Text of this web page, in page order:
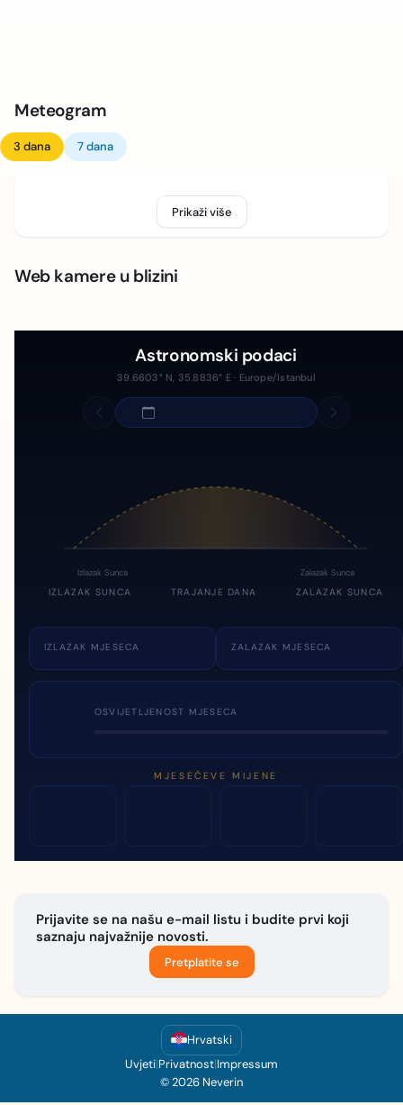
Meteogram
3 dana 7 dana
Prikaži više
Web kamere u blizini
Astronomski podaci
39.6603° N, 35.8836° E · Europe/Istanbul
Izlazak Sunca Zalazak Sunca
IZLAZAK SUNCA TRAJANJE DANA ZALAZAK SUNCA
IZLAZAK MJESECA ZALAZAK MJESECA
OSVIJETLJENOST MJESECA
MJESEČEVE MIJENE
Prijavite se na našu e-mail listu i budite prvi koji
saznaju najvažnije novosti.
Pretplatite se
Hrvatski
Uvjeti|Privatnost|Impressum
© 2026 Neverin